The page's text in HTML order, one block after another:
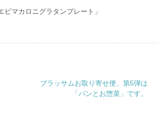
ビマカロニグラタンプレート」
ブラッサムお取り寄せ便、第5弾は
「パンとお惣菜」です。